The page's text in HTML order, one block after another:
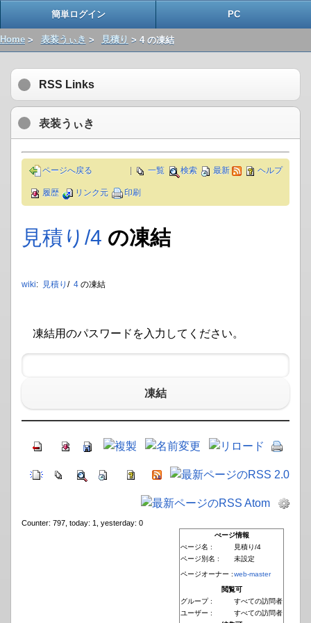
簡単ログイン PC
Home > 表装うぃき > 見積り > 4 の凍結
RSS Links
表装うぃき
一覧 検索 最新 ヘルプ
ページへ戻る
履歴 リンク元 印刷
見積り​/4 の凍結
wiki: 見積り/ 4 の凍結
凍結用のパスワードを入力してください。
凍結
ぺージ情報
ぺージ名 :
見積り/4
ページ別名 :
未設定
ページオーナー :web-master
閲覧可
グループ :
すべての訪問者
ユーザー :
すべての訪問者
Counter: 797, today: 1, yesterday: 0